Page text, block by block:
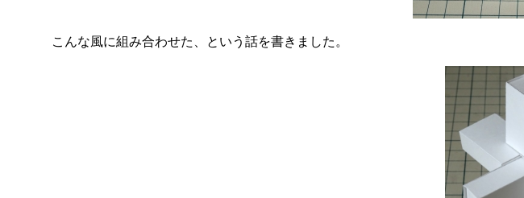
こんな風に組み合わせた、という話を書きました。